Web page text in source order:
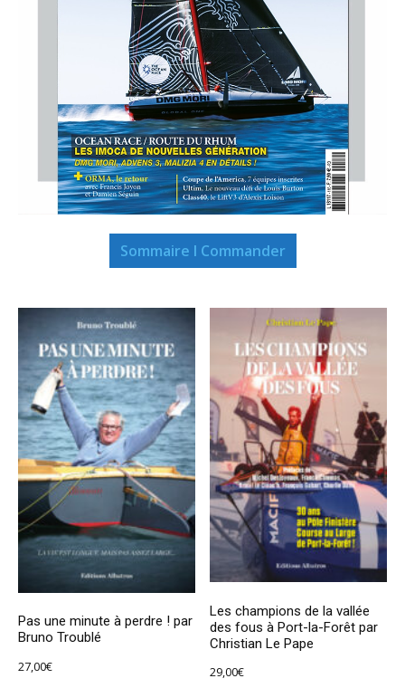
Sommaire I Commander
Pas une minute à perdre ! par
Bruno Troublé
27,00€
Les champions de la vallée
des fous à Port-la-Forêt par
Christian Le Pape
29,00€